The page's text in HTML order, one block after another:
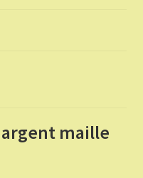
maille